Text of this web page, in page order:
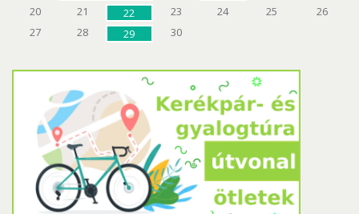
20
21 22 23 24 25
26
27
28 29 30